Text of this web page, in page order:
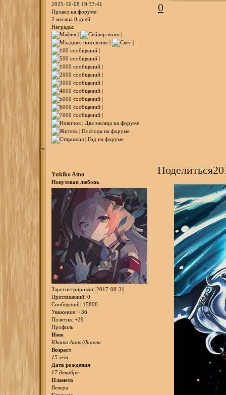
2025-10-08 19:33:41
Провел на форуме:
2 месяца 0 дней
Награды:
0
Поделиться
Yukiko Aino
Непутевая любовь
Зарегистрирован: 2017-08-31
Приглашений: 0
Сообщений: 15800
Уважение: +36
Позитив: +29
Профиль:
Имя
Юкико Аино/Лианна
Возраст
15 лет
Дата рождения
17 декабря
Планета
Венера